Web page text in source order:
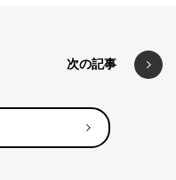
次の記事